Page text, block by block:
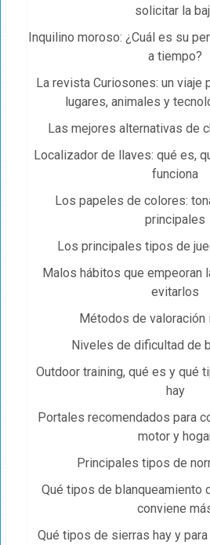
solicitar la
Inquilino moroso: ¿Cuál es su
a tiempo?
La revista Curiosones: un viaje
lugares, animales y
Las mejores alternativas de
Localizador de llaves: qué es,
funciona
Los papeles de colores:
principales
Los principales tipos de
Malos hábitos que empeoran
evitarlos
Métodos de valoración
Niveles de dificultad de
Outdoor training, qué es y qué
hay
Portales recomendados para
motor y
Principales tipos de
Qué tipos de blanqueamiento
conviene
Qué tipos de sierras hay y